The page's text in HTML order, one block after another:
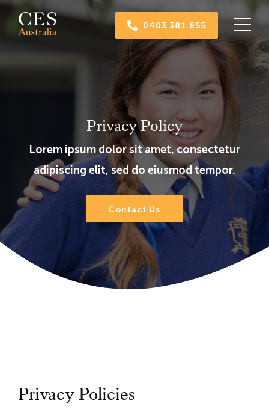
Skip
0403 381 855
Privacy Policy
Lorem ipsum dolor sit amet, consectetur
adipiscing elit, sed do eiusmod tempor.
Contact Us
Privacy Policies